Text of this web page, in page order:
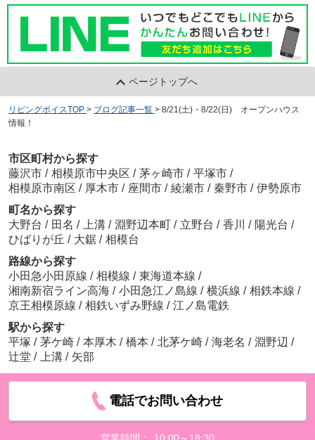
ページトップへ
リビングボイスTOP > ブログ記事一覧 > 8/21(土)・8/22(日) オープンハウス
情報！
市区町村から探す
藤沢市 / 相模原市中央区 / 茅ヶ崎市 / 平塚市 /
相模原市南区 / 厚木市 / 座間市 / 綾瀬市 / 秦野市 / 伊勢原市
町名から探す
大野台 / 田名 / 上溝 / 淵野辺本町 / 立野台 / 香川 / 陽光台 /
ひばりが丘 / 大鋸 / 相模台
路線から探す
小田急小田原線 / 相模線 / 東海道本線 /
湘南新宿ライン高海 / 小田急江ノ島線 / 横浜線 / 相鉄本線 /
京王相模原線 / 相鉄いずみ野線 / 江ノ島電鉄
駅から探す
平塚 / 茅ケ崎 / 本厚木 / 橋本 / 北茅ケ崎 / 海老名 / 淵野辺 /
辻堂 / 上溝 / 矢部
電話でお問い合わせ